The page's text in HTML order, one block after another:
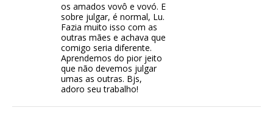
os amados vovô e vovó. E
sobre julgar, é normal, Lu.
Fazia muito isso com as
outras mães e achava que
comigo seria diferente.
Aprendemos do pior jeito
que não devemos julgar
umas as outras. Bjs,
adoro seu trabalho!